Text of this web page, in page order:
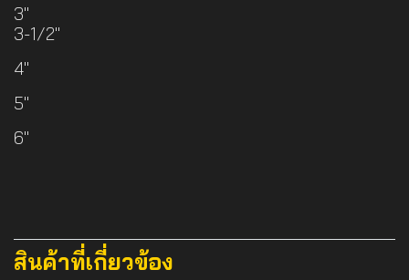
3"
3-1/2"
4"
5"
6"
สินค้าที่เกี่ยวข้อง